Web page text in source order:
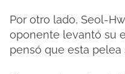
Por otro lado, Seol-
oponente levantó su
pensó que esta pelea